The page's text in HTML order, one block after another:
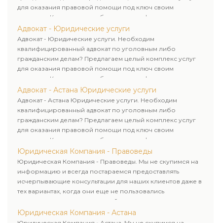
для оказания правовой помощи под ключ своим
клиентам. Комплексное обслуживание физических и
юридических лиц. Индивидуальный подход к каждому
клиенту.
Адвокат - Юридические услуги
Адвокат - Юридические услуги. Необходим
квалифицированный адвокат по уголовным либо
гражданским делам? Предлагаем целый комплекс услуг
для оказания правовой помощи под ключ своим
клиентам. Комплексное обслуживание физических и
юридических лиц. Индивидуальный подход к каждому
клиенту.
Адвокат - Астана Юридические услуги
Адвокат - Астана Юридические услуги. Необходим
квалифицированный адвокат по уголовным либо
гражданским делам? Предлагаем целый комплекс услуг
для оказания правовой помощи под ключ своим
клиентам. Комплексное обслуживание физических и
юридических лиц. Индивидуальный подход к каждому
клиенту.
Юридическая Компания - Правоведы
Юридическая Компания - Правоведы. Мы не скупимся на
информацию и всегда постараемся предоставлять
исчерпывающие консультации для наших клиентов даже в
тех вариантах, когда они еще не пользовались
юридическими услугами нашей компании.
Юридическая Компания - Астана